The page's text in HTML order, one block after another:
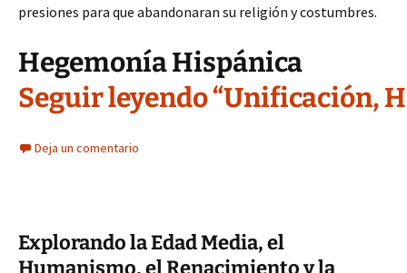
presiones para que abandonaran su religión y costumbres.
Hegemonía Hispánica
Seguir leyendo “Unificación,
Deja un comentario
Explorando la Edad Media, el
Humanismo, el Renacimiento y la